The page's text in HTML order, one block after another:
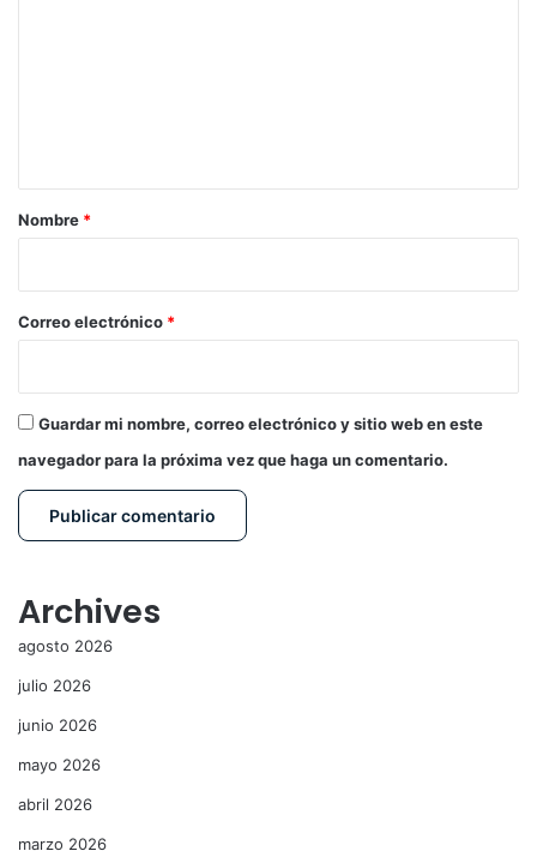
r
*
Nombre *
Correo electrónico *
Guardar mi nombre, correo electrónico y sitio web en este
navegador para la próxima vez que haga un comentario.
Archives
agosto 2026
julio 2026
junio 2026
mayo 2026
abril 2026
marzo 2026